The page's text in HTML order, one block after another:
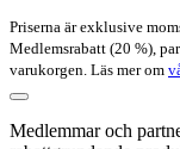
Priserna är exklusive
Medlemsrabatt (20 %),
varukorgen. Läs mer om
Medlemmar och